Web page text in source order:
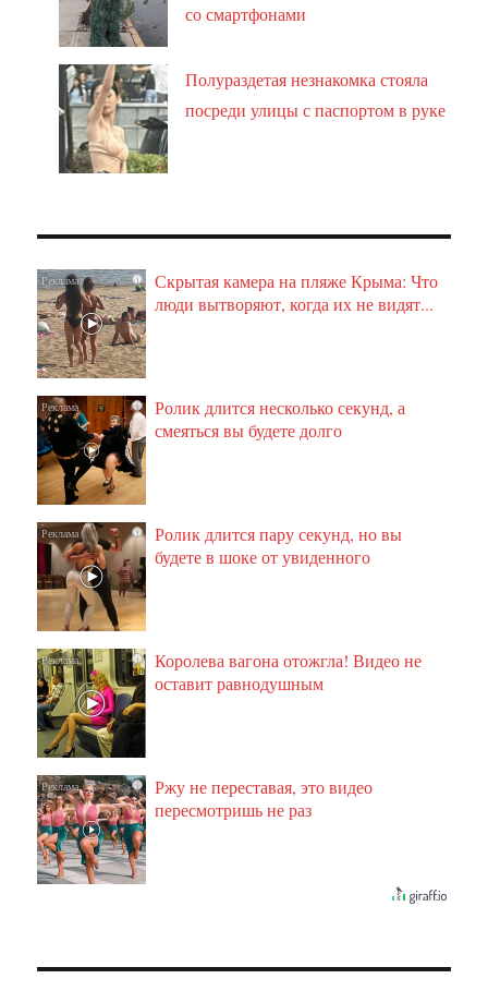
со смартфонами
Полураздетая незнакомка стояла
посреди улицы с паспортом в руке
i
Скрытая камера на пляже Крыма: Что
люди вытворяют, когда их не видят...
i
Ролик длится несколько секунд, а
смеяться вы будете долго
i
Ролик длится пару секунд, но вы
будете в шоке от увиденного
i
Королева вагона отожгла! Видео не
оставит равнодушным
i
Ржу не переставая, это видео
пересмотришь не раз